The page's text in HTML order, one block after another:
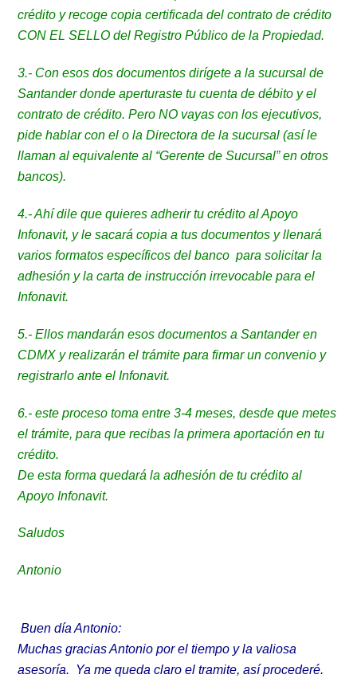
crédito y recoge copia certificada del contrato de crédito
CON EL SELLO del Registro Público de la Propiedad.
3.- Con esos dos documentos dirígete a la sucursal de
Santander donde aperturaste tu cuenta de débito y el
contrato de crédito. Pero NO vayas con los ejecutivos,
pide hablar con el o la Directora de la sucursal (así le
llaman al equivalente al “Gerente de Sucursal” en otros
bancos).
4.- Ahí dile que quieres adherir tu crédito al Apoyo
Infonavit, y le sacará copia a tus documentos y llenará
varios formatos específicos del banco para solicitar la
adhesión y la carta de instrucción irrevocable para el
Infonavit.
5.- Ellos mandarán esos documentos a Santander en
CDMX y realizarán el trámite para firmar un convenio y
registrarlo ante el Infonavit.
6.- este proceso toma entre 3-4 meses, desde que metes
el trámite, para que recibas la primera aportación en tu
crédito.
De esta forma quedará la adhesión de tu crédito al
Apoyo Infonavit.
Saludos
Antonio
Buen día Antonio:
Muchas gracias Antonio por el tiempo y la valiosa
asesoría. Ya me queda claro el tramite, así procederé.